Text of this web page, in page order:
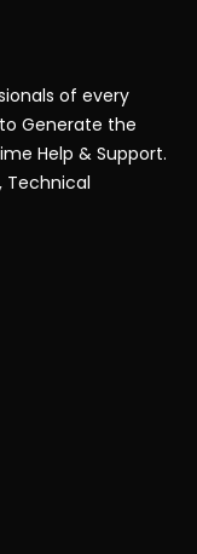
of every
Generate the
Help & Support.
Technical